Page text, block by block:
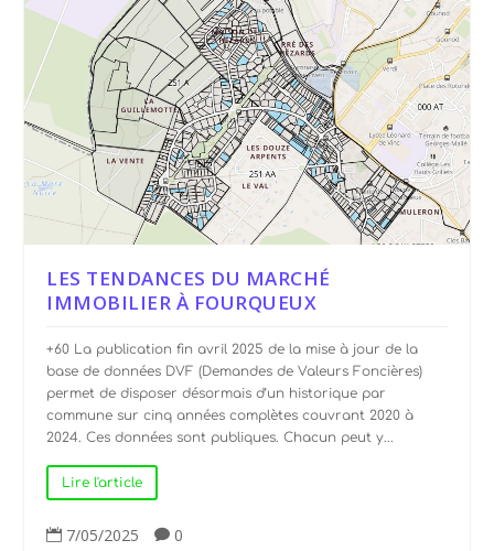
LES TENDANCES DU MARCHÉ
IMMOBILIER À FOURQUEUX
+60 La publication fin avril 2025 de la mise à jour de la
base de données DVF (Demandes de Valeurs Foncières)
permet de disposer désormais d’un historique par
commune sur cinq années complètes couvrant 2020 à
2024. Ces données sont publiques. Chacun peut y...
Lire l'article
 7/05/2025  0